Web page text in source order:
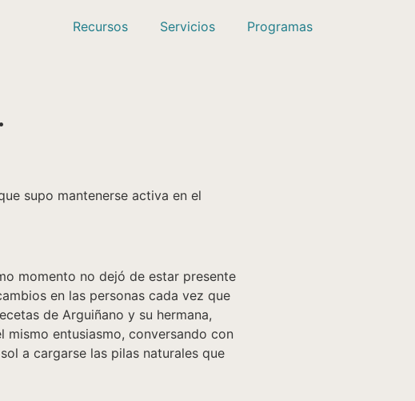
Recursos Servicios Programas
supo mantenerse activa en el
momento no dejó de estar presente
en las personas cada vez que
de Arguiñano y su hermana,
entusiasmo, conversando con
a cargarse las pilas naturales que